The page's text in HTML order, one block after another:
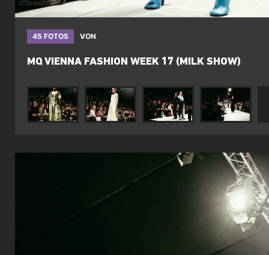
45 FOTOS VON
MQ VIENNA FASHION WEEK 17 (MILK SHOW)